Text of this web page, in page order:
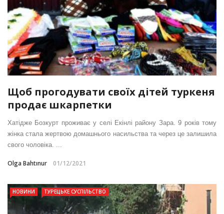
Щоб прогодувати своїх дітей туркеня
продає шкарпетки
Хатідже Бозкурт проживає у селі Екінлі району Зара. 9 років тому
жінка стала жертвою домашнього насильства та через це залишила
свого чоловіка. ...
Olga Bahtınur 01/12/2021
НОВИНИ ТУРЕЦЬКЕ СУСПІЛЬСТВО